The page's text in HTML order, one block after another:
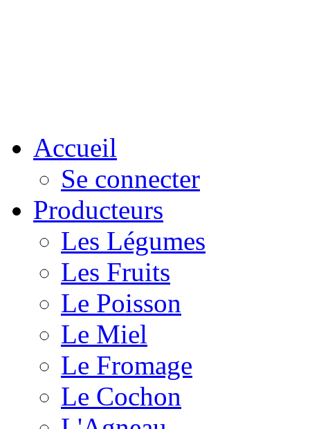
Accueil
Se connecter
Producteurs
Les Légumes
Les Fruits
Le Poisson
Le Miel
Le Fromage
Le Cochon